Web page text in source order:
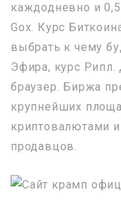
каждодневно и
Gox. Курс
выбрать к чему
Эфира, курс Рипл.
браузер. Биржа
крупнейших
криптовалютами
продавцов.